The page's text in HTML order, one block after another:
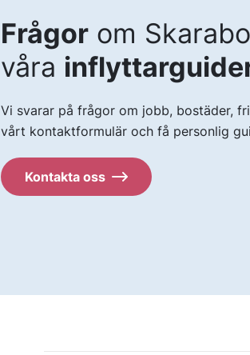
Frågor om
våra
Vi svarar på frågor om jobb, bostäder,
vårt kontaktformulär och få personlig
Kontakta oss